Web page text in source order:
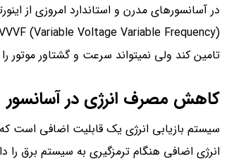
تامین کند ولی نمی­تواند سرعت و گشتاور موتور
کاهش مصرف انرژی در آسانسور
انرژی اضافی هنگام ترمزگیری به سیستم برق